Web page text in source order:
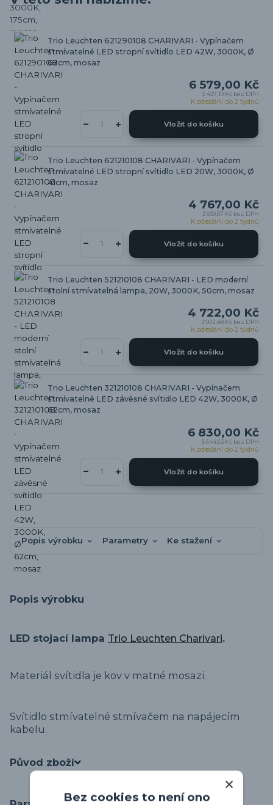
Trio Leuchten 621290108 CHARIVARI - Vypínačem
stmívatelné LED stropní svítidlo LED 42W, 3000K, Ø
62cm, mosaz
6 579,00 Kč
5 437,19 Kč bez DPH
K odeslání do 2 týdnů
Vložit do košíku
Trio Leuchten 621210108 CHARIVARI - Vypínačem
stmívatelné LED stropní svítidlo LED 20W, 3000K, Ø
41cm, mosaz
4 767,00 Kč
3 939,67 Kč bez DPH
K odeslání do 2 týdnů
Vložit do košíku
Trio Leuchten 521210108 CHARIVARI - LED moderní
stolní stmívatelná lampa, 20W, 3000K, 50cm, mosaz
4 722,00 Kč
3 902,48 Kč bez DPH
K odeslání do 2 týdnů
Vložit do košíku
Trio Leuchten 321210108 CHARIVARI - Vypínačem
stmívatelné LED závěsné svítidlo LED 42W, 3000K, Ø
62cm, mosaz
6 830,00 Kč
5 644,63 Kč bez DPH
K odeslání do 2 týdnů
Vložit do košíku
Popis výrobku Parametry Ke stažení
Popis výrobku
LED stojací lampa Trio Leuchten Charivari.
Materiál svítidla je kov v matné mosazi.
Svítidlo stmívatelné stmívačem na napájecím
kabelu.
Původ zboží
Bez cookies to není ono